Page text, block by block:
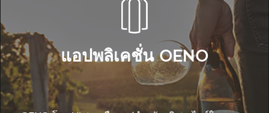
แอปพลิเคชั่น OENO